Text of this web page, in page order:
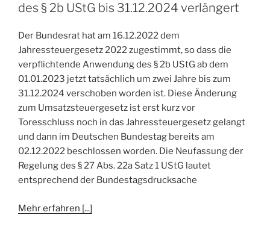
des § 2b UStG bis 31.12.2024 verlängert
Der Bundesrat hat am 16.12.2022 dem
Jahressteuergesetz 2022 zugestimmt, so dass die
verpflichtende Anwendung des § 2b UStG ab dem
01.01.2023 jetzt tatsächlich um zwei Jahre bis zum
31.12.2024 verschoben worden ist. Diese Änderung
zum Umsatzsteuergesetz ist erst kurz vor
Toresschluss noch in das Jahressteuergesetz gelangt
und dann im Deutschen Bundestag bereits am
02.12.2022 beschlossen worden. Die Neufassung der
Regelung des § 27 Abs. 22a Satz 1 UStG lautet
entsprechend der Bundestagsdrucksache
Mehr erfahren [...]